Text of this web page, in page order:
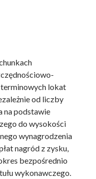
lokat
od liczby
na podstawie
do wysokości
wynagrodzenia
nagród z zysku,
bezpośrednio
wykonawczego.